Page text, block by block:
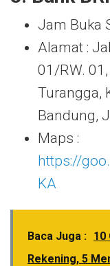
Jam Buka
Alamat :
01/RW.
Turangga,
Bandung,
Maps :
https://
KA
Baca Juga : 10
Rekening, 5